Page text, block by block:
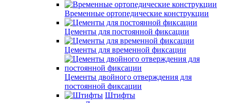
Временные ортопедические конструкции
Цементы для постоянной фиксации
Цементы для временной фиксации
Цементы двойного отверждения для
постоянной фиксации
Штифты